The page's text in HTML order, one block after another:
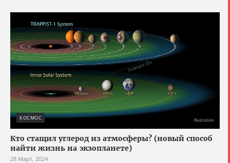
КОСМОС
Кто стащил углерод из атмосферы? (новый способ
найти жизнь на экзопланете)
28 Март, 2024